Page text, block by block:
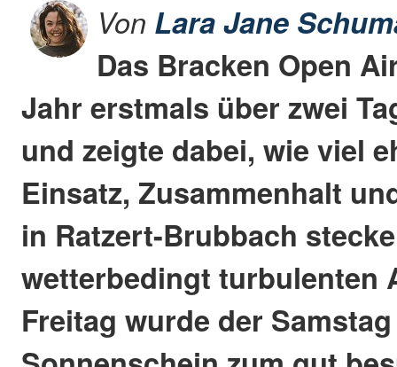
Von Lara Jane
Das Bracken Open
Jahr erstmals über zwei
und zeigte dabei, wie viel
Einsatz, Zusammenhalt
in Ratzert-Brubbach
wetterbedingt turbulenten
Freitag wurde der